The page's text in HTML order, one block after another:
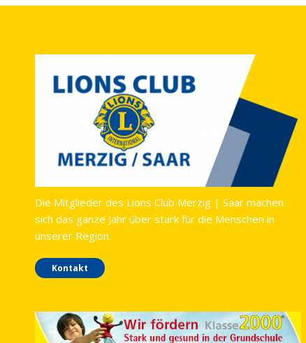
Die Mitglieder des Lions Club Merzig | Saar machen
sich das ganze Jahr über stark für die Menschen in
unserer Region.
Kontakt